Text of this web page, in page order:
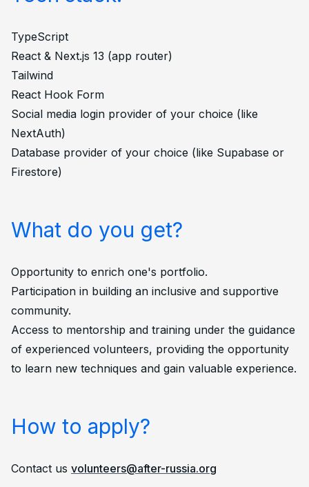
TypeScript
React & Next.js 13 (app router)
Tailwind
React Hook Form
Social media login provider of your choice (like
NextAuth)
Database provider of your choice (like Supabase or
Firestore)
What do you get?
Opportunity to enrich one's portfolio.
Participation in building an inclusive and supportive
community.
Access to mentorship and training under the guidance
of experienced volunteers, providing the opportunity
to learn new techniques and gain valuable experience.
How to apply?
Contact us volunteers@after-russia.org